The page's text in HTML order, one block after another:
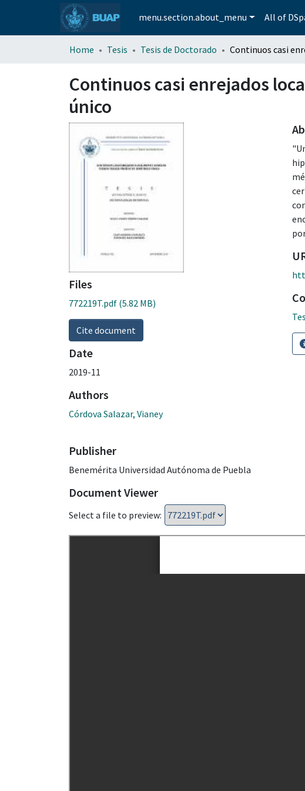
menu.section.about_menu All of
Home Tesis Tesis de Doctorado
Continuos casi enrejados
único
Files
772219T.pdf (5.82 MB)
Cite document
Date
2019-11
Authors
Córdova Salazar, Vianey
Publisher
Benemérita Universidad Autónoma de Puebla
Document Viewer
Select a file to preview: